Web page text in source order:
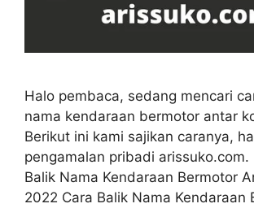
Halo pembaca, sedang mencari
nama kendaraan bermotor antar
Berikut ini kami sajikan caranya,
pengamalan pribadi arissuko.com.
Balik Nama Kendaraan Bermotor
2022 Cara Balik Nama Kendaraan